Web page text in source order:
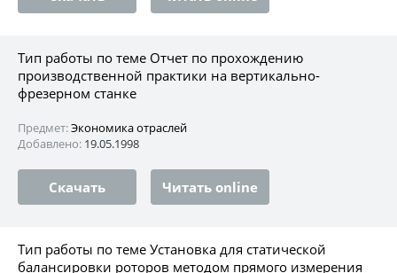
Тип работы по теме Отчет по прохождению
производственной практики на вертикально-
фрезерном станке
Предмет:Экономика отраслей
Добавлено: 19.05.1998
Скачать Читать online
Тип работы по теме Установка для статической
балансировки роторов методом прямого измерения